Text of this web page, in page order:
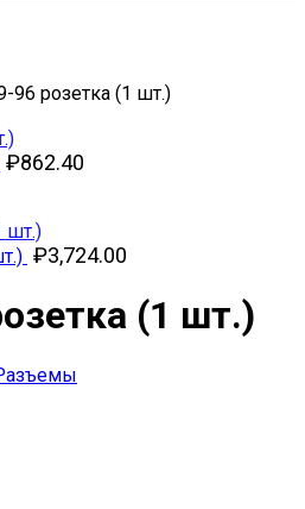
96 розетка (1 шт.)
₽862.40
₽3,724.00
(1 шт.)